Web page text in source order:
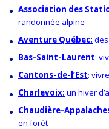
Association des
randonnée alpine
Aventure Québec:
Bas-Saint-Laurent:
Cantons-de-l’Est:
Charlevoix: un hiver
Chaudière-
en forêt